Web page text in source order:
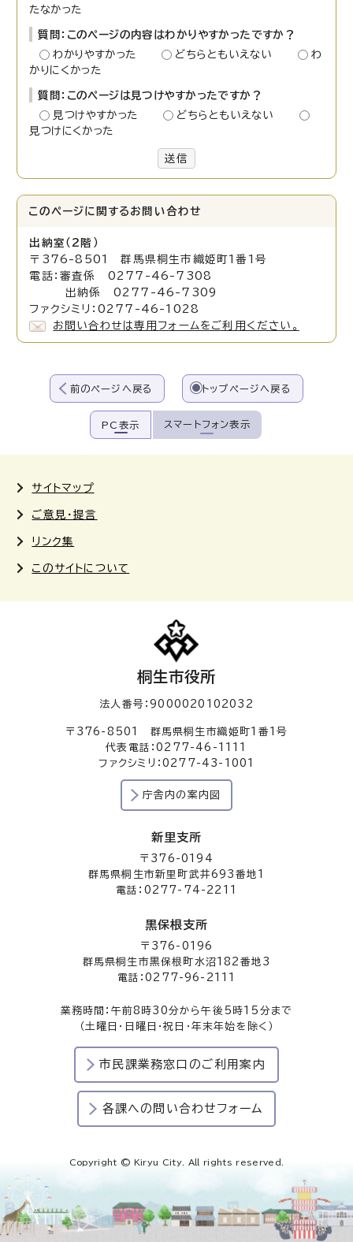
たなかった
質問：このページの内容はわかりやすかったですか？
わかりやすかった
どちらともいえない
わ
かりにくかった
質問：このページは見つけやすかったですか？
見つけやすかった
どちらともいえない
見つけにくかった
送信
このページに関する お問い合わせ
出納室（2階）
〒376-8501 群馬県桐生市織姫町1番1号
電話：審査係 0277-46-7308
出納係 0277-46-7309
ファクシミリ：0277-46-1028
お問い合わせは専用フォームをご利用ください。
前のページへ戻る トップページへ戻る
PC表示 スマートフォン表示
サイトマップ
ご意見・提言
リンク集
このサイトについて
桐生市役所
法人番号：9000020102032
〒376-8501 群馬県桐生市織姫町1番1号
代表電話：0277-46-1111
ファクシミリ：0277-43-1001
庁舎内の案内図
新里支所
〒376-0194
群馬県桐生市新里町武井693番地1
電話：0277-74-2211
黒保根支所
〒376-0196
群馬県桐生市黒保根町水沼182番地3
電話：0277-96-2111
業務時間：午前8時30分から午後5時15分まで
（土曜日・日曜日・祝日・年末年始を除く）
市民課業務窓口のご利用案内
各課への問い合わせフォーム
Copyright © Kiryu City. All rights reserved.